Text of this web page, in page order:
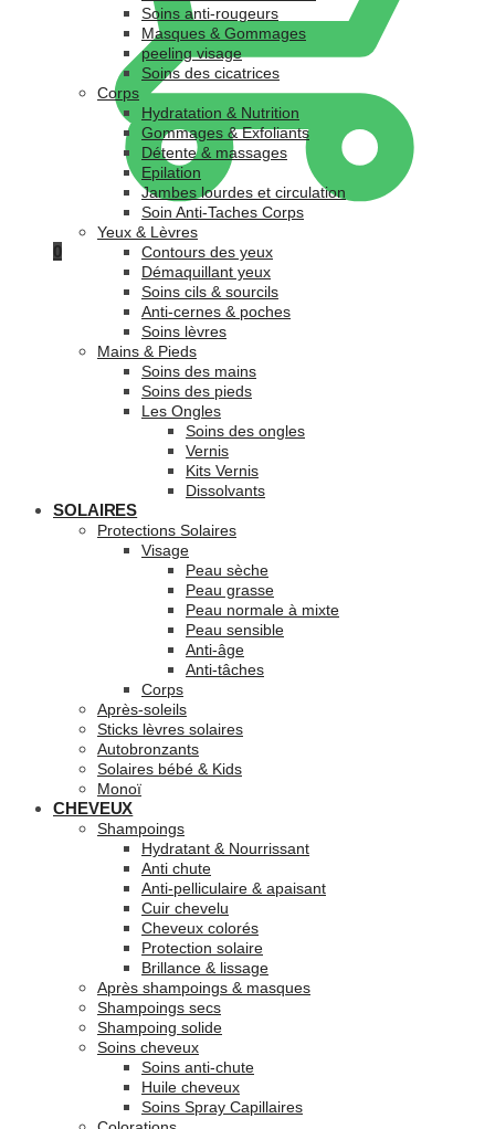
0
Soins anti-rougeurs
Masques & Gommages
peeling visage
Soins des cicatrices
Corps
Hydratation & Nutrition
Gommages & Exfoliants
Détente & massages
Epilation
Jambes lourdes et circulation
Soin Anti-Taches Corps
Yeux & Lèvres
Contours des yeux
Démaquillant yeux
Soins cils & sourcils
Anti-cernes & poches
Soins lèvres
Mains & Pieds
Soins des mains
Soins des pieds
Les Ongles
Soins des ongles
Vernis
Kits Vernis
Dissolvants
SOLAIRES
Protections Solaires
Visage
Peau sèche
Peau grasse
Peau normale à mixte
Peau sensible
Anti-âge
Anti-tâches
Corps
Après-soleils
Sticks lèvres solaires
Autobronzants
Solaires bébé & Kids
Monoï
CHEVEUX
Shampoings
Hydratant & Nourrissant
Anti chute
Anti-pelliculaire & apaisant
Cuir chevelu
Cheveux colorés
Protection solaire
Brillance & lissage
Après shampoings & masques
Shampoings secs
Shampoing solide
Soins cheveux
Soins anti-chute
Huile cheveux
Soins Spray Capillaires